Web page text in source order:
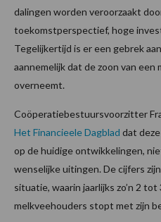
dalingen worden veroorzaakt
toekomstperspectief, hoge
Tegelijkertijd is er een gebrek
aannemelijk dat de zoon van
overneemt.
Coöperatiebestuursvoorzitter
Het Financieele Dagblad dat
op de huidige ontwikkelingen,
wenselijke uitingen. De cijfers
situatie, waarin jaarlijks zo’n 2
melkveehouders stopt met zijn